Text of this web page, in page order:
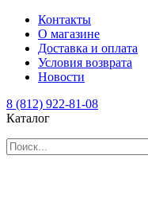
Контакты
О магазине
Доставка и оплата
Условия возврата
Новости
8 (812) 922-81-08
Каталог